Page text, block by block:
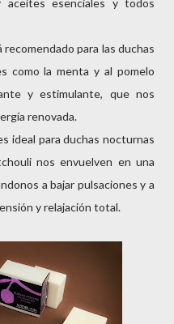
esenciales y todos
recomendado para las duchas
como la menta y al pomelo
y estimulante, que nos
renovada.
ideal para duchas nocturnas
nos envuelven en una
a bajar pulsaciones y a
y relajación total.